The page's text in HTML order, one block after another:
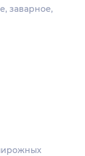
заварное,